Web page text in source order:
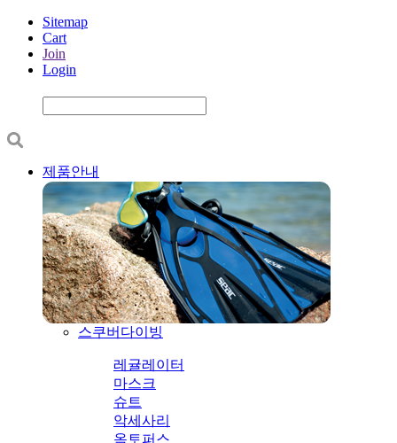
Sitemap
Cart
Join
Login
제품안내
스쿠버다이빙
레귤레이터
마스크
슈트
악세사리
옥토퍼스